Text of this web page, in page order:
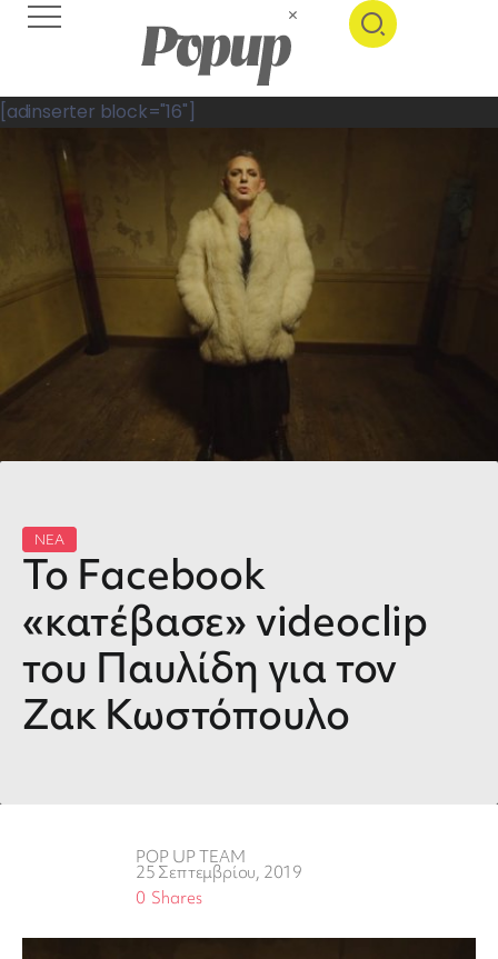
[adinserter block="16"]
ΝΕΑ
Το Facebook
«κατέβασε» videoclip
του Παυλίδη για τον
Ζακ Κωστόπουλο
POP UP TEAM
25 Σεπτεμβρίου, 2019
Shares
0